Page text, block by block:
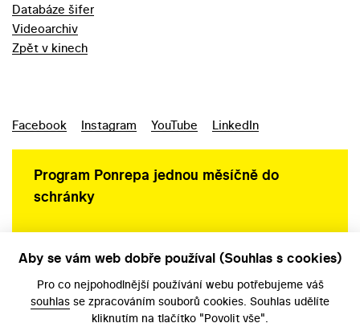
Databáze šifer
Videoarchiv
Zpět v kinech
Facebook Instagram YouTube LinkedIn
Program Ponrepa jednou měsíčně do
schránky
Aby se vám web dobře používal (Souhlas s cookies)
Pro co nejpohodlnější používání webu potřebujeme váš
souhlas se zpracováním souborů cookies. Souhlas udělíte
kliknutím na tlačítko "Povolit vše".